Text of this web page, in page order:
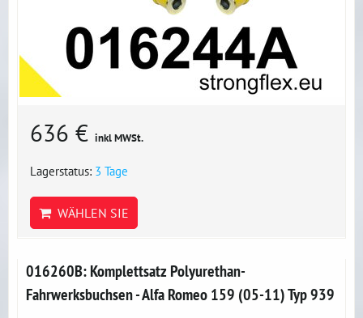
636 € inkl MWSt.
Lagerstatus: 3 Tage
WÄHLEN SIE
016260B: Komplettsatz Polyurethan-
Fahrwerksbuchsen - Alfa Romeo 159 (05-11) Typ 939